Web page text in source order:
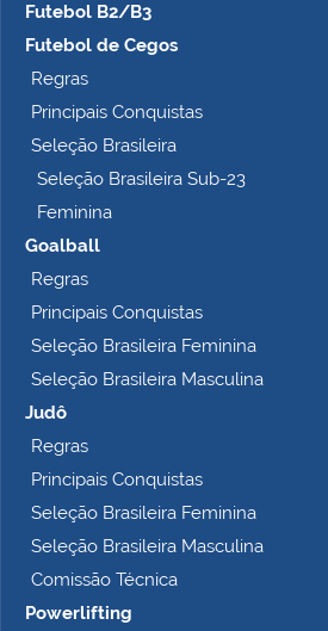
o
m
e
t
Futebol B2/B3
Futebol de Cegos
Regras
Principais Conquistas
Seleção Brasileira
Seleção Brasileira Sub-23
Feminina
Goalball
Regras
Principais Conquistas
Seleção Brasileira Feminina
Seleção Brasileira Masculina
Judô
Regras
Principais Conquistas
Seleção Brasileira Feminina
Seleção Brasileira Masculina
Comissão Técnica
Powerlifting